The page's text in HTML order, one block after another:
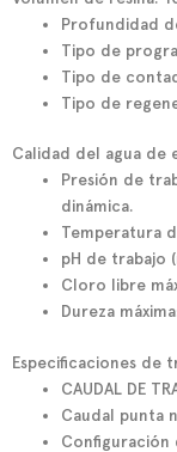
Profundidad
Tipo de
Tipo de
Tipo de
Calidad del agua de
Presión de
dinámica.
Temperatura
pH de trabajo
Cloro libre
Dureza
Especificaciones de
CAUDAL DE
Caudal punta
Configuración